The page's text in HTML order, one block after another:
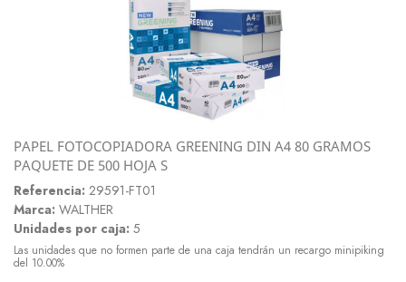
PAPEL FOTOCOPIADORA GREENING DIN A4 80 GRAMOS
PAQUETE DE 500 HOJA S
Referencia: 29591-FT01
Marca: WALTHER
Unidades por caja: 5
Las unidades que no formen parte de una caja tendrán un recargo minipiking
del 10.00%